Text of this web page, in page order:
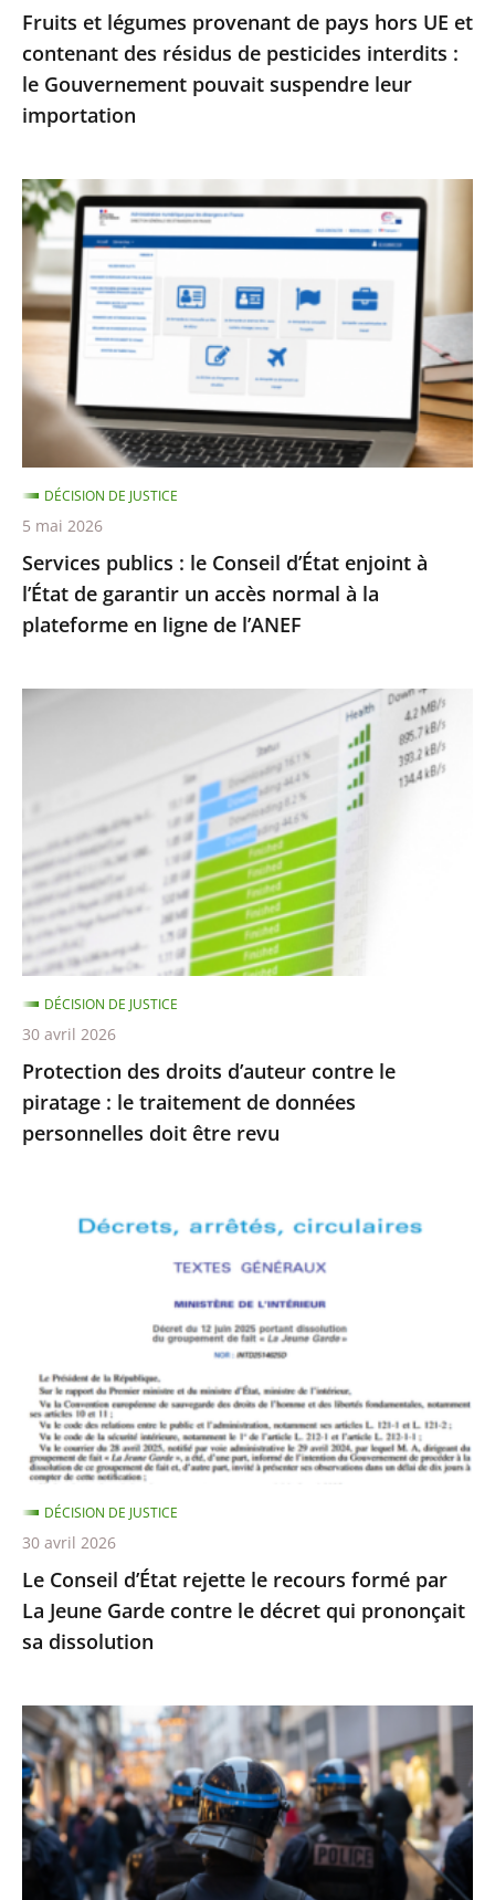
de
pesticides
interdits
:
Gouvernement
pouvait
suspendre
leur
importation
Fruits et légumes provenant de pays hors UE et
contenant des résidus de pesticides interdits :
le Gouvernement pouvait suspendre leur
importation
Services
publics
le
Conseil
d’État
enjoint
l’État
de
garantir
un
accès
normal
à
plateforme
Services publics : le Conseil d’État enjoint à
l’État de garantir un accès normal à la
plateforme en ligne de l’ANEF
DÉCISION DE JUSTICE
5 mai 2026
Protection
le
piratage
:
le
traitement
de
données
personnelles
doit
être
Protection des droits d’auteur contre le
piratage : le traitement de données
personnelles doit être revu
DÉCISION DE JUSTICE
30 avril 2026
Conseil
formé
par
La
Jeune
Garde
contre
le
décret
qui
sa
dissolution
Le Conseil d’État rejette le recours formé par
La Jeune Garde contre le décret qui prononçait
sa dissolution
DÉCISION DE JUSTICE
30 avril 2026
Identification
individuelle
des
policiers
et
gendarmes